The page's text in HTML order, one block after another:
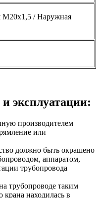
М20х1,5 / Наружная
эксплуатации:
производителем
или
должно быть окрашено
аппаратом,
трубопровода
трубопроводе таким
крана находилась в